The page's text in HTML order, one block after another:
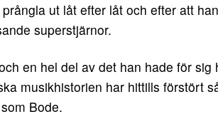
ut låt efter låt och efter att
superstjärnor.
en hel del av det han hade för sig
musikhistorien har hittills förstört
Bode.